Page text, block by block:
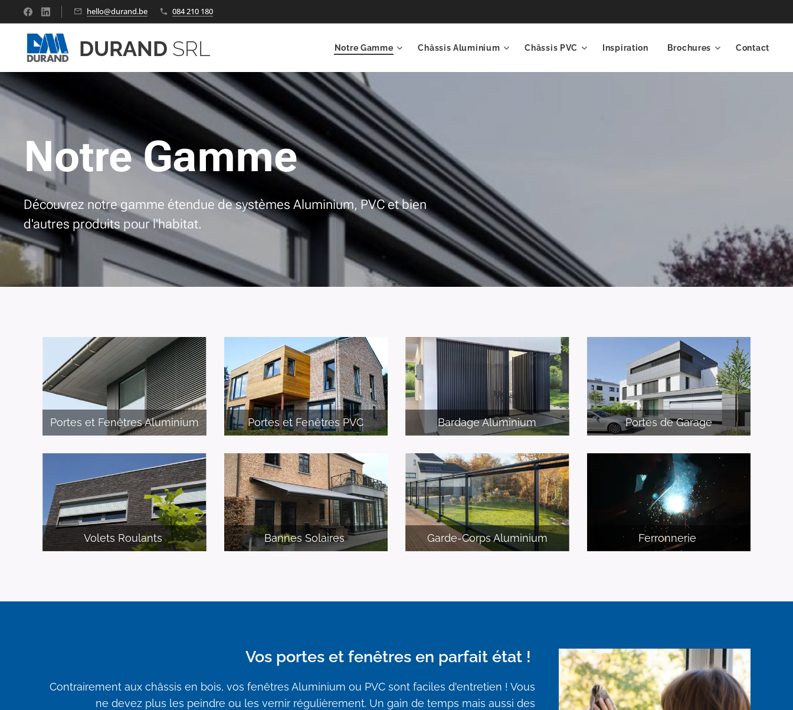
hello@durand.be 084 210 180
DURAND SRL Notre Gamme Châssis Aluminium Châssis PVC Inspiration Brochures Contact
Notre Gamme
Découvrez notre gamme étendue de systèmes Aluminium, PVC et bien
d'autres produits pour l'habitat.
Portes et Fenêtres Aluminium Portes et Fenêtres PVC Bardage Aluminium Portes de Garage
Volets Roulants Bannes Solaires Garde-Corps Aluminium Ferronnerie
Vos portes et fenêtres en parfait état !
Contrairement aux châssis en bois, vos fenêtres Aluminium ou PVC sont faciles d'entretien ! Vous
ne devez plus les peindre ou les vernir régulièrement. Un gain de temps mais aussi des